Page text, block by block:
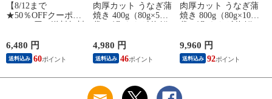
【8/12まで
★50％OFFクーポン
り/特切れ】辛子明太
子 めんたいこ 魚卵
おつまみ 晩酌 送料
6,480 円
送料込み 60
肉厚カット うなぎ蒲
焼き 400g（80g×5
フト 冷凍 送料無料
海鮮vs肉 御中元 お中
元 残暑見舞い 夏ギ
4,980 円
送料込み 46
肉厚カット うなぎ蒲
焼き 800g（80g×10
フト 冷凍 送料無料
海鮮vs肉 御中元 お中
元 残暑見舞い 夏ギ
9,960 円
送料込み 92